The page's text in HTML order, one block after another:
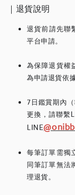
｜退貨說明
退貨前請先聯
平台申請。
為保障退貨權
為申請退貨依據
7日鑑賞期內
更換，請聯繫
LINE
每筆訂單需獨
同筆訂單無法
理退貨。